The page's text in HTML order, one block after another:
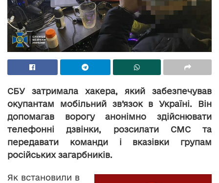
СБУ затримала хакера, який забезпечував
окупантам мобільний зв’язок в Україні. Він
допомагав ворогу анонімно здійснювати
телефонні дзвінки, розсилати СМС та
передавати команди і вказівки групам
російських загарбників.
Як встановили в